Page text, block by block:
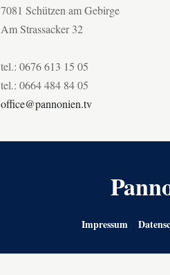
7081 Schützen am Gebirge
Am Strassacker 32
tel.: 0676 613 15 05
tel.: 0664 484 84 05
office@pannonien.tv
Impressum